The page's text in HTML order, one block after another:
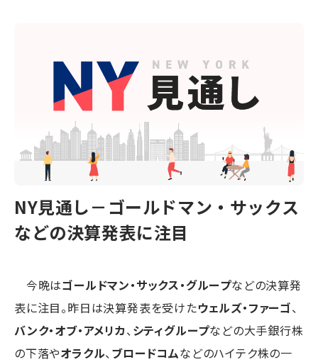
NY見通し－ゴールドマン・サックス
などの決算発表に注目
今晩はゴールドマン・サックス・グループなどの決算発
表に注目。昨日は決算発表を受けたウェルズ・ファーゴ、
バンク・オブ・アメリカ、 シティグループなどの大手銀行株
の下落やオラクル、 ブロードコムなどのハイテク株の一